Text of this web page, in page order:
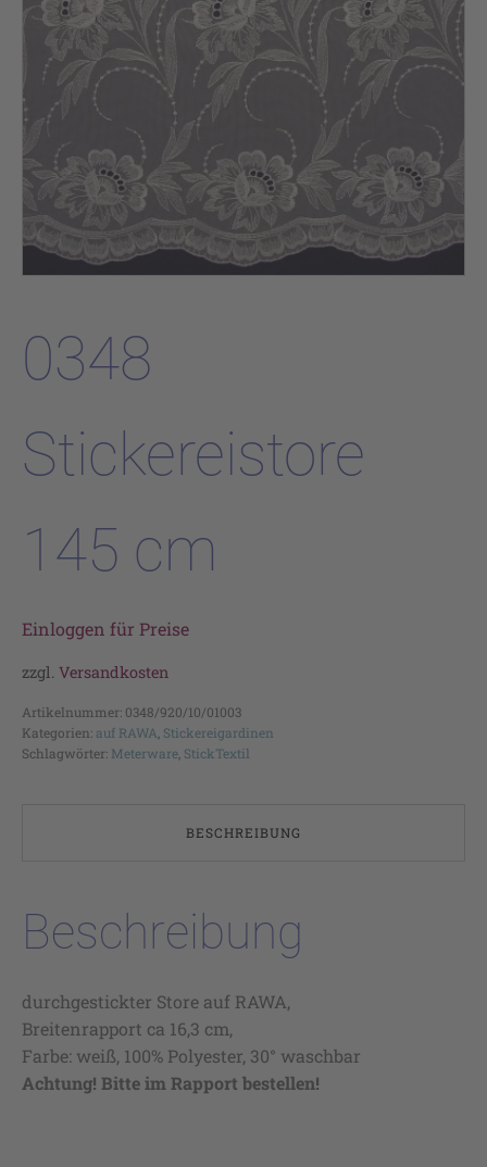
0348
Stickereistore
145 cm
Einloggen für Preise
zzgl. Versandkosten
Artikelnummer: 0348/920/10/01003
Kategorien: auf RAWA Stickereigardinen
Schlagwörter: Meterware StickTextil
BESCHREIBUNG
Beschreibung
durchgestickter Store auf RAWA,
Breitenrapport ca 16,3 cm,
Farbe: weiß, 100% Polyester, 30° waschbar
Achtung! Bitte im Rapport bestellen!